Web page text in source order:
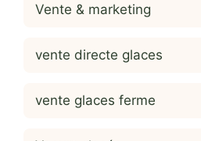
Vente & marketing
vente directe glaces
vente glaces ferme